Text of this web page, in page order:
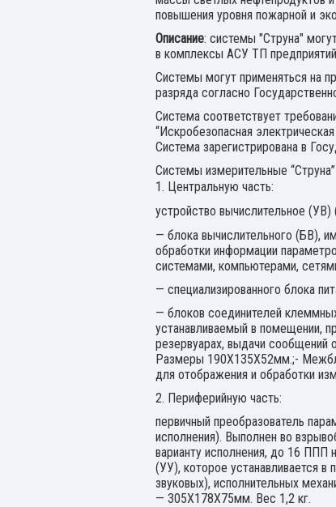
повышения уровня пожарной и
Описание: системы "Струна"
в комплексы АСУ ТП
Системы могут применяться на
разряда согласно
Система соответствует
“Искробезопасная
Система зарегистрирована в
Системы измерительные
1. Центральную часть:
устройство вычислительное
— блока вычислительного (БВ),
обработки информации
системами, компьютерами,
— специализированного блока
— блоков соединителей
устанавливаемый в помещении,
резервуарах, выдачи сообщений
Размеры 190Х135Х52мм.;-
для отображения и обработки
2. Периферийную часть:
первичный преобразователь
исполнения). Выполнен во
варианту исполнения, до 16 ППП
(УУ), которое устанавливается
звуковых), исполнительных
— 305Х178Х75мм. Вес 1,2 кг.